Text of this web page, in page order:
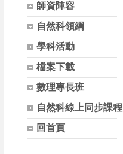
師資陣容
自然科領綱
學科活動
檔案下載
數理專長班
自然科線上同步課程
回首頁